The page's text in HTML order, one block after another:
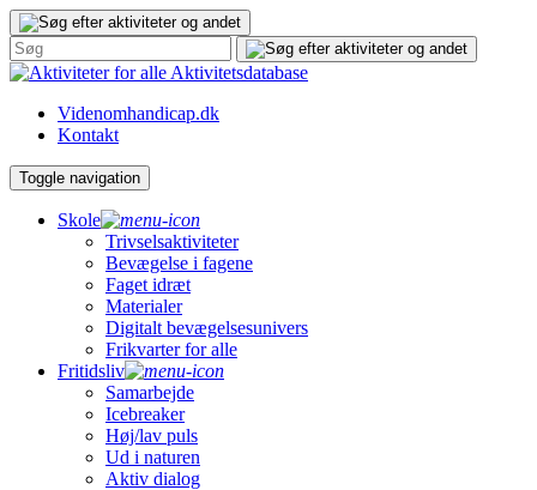
Gå
til
indhold
Aktivitetsdatabase
Videnomhandicap.dk
Kontakt
Toggle navigation
Skole
Trivselsaktiviteter
Bevægelse i fagene
Faget idræt
Materialer
Digitalt bevægelsesunivers
Frikvarter for alle
Fritidsliv
Samarbejde
Icebreaker
Høj/lav puls
Ud i naturen
Aktiv dialog